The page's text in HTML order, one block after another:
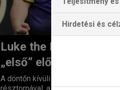
Luke the Nuke újabb
„első” előtt áll?
A döntőn kívüli leggyakoribb
résztornával, a Nordic Mastersszel
Hirdetési és